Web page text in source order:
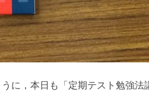
に，本日も「定期テスト勉強法